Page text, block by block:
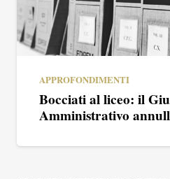
APPROFONDIMENTI
Bocciati al liceo: il
Amministrativo